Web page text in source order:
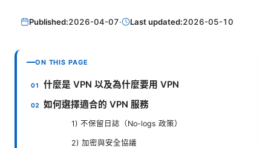
Published:2026-04-07· Last updated:2026-05-10
ON THIS PAGE
什麼是 VPN 以及為什麼要用 VPN
如何選擇適合的 VPN 服務
1) 不保留日誌（No-logs 政策）
2) 加密與安全協議